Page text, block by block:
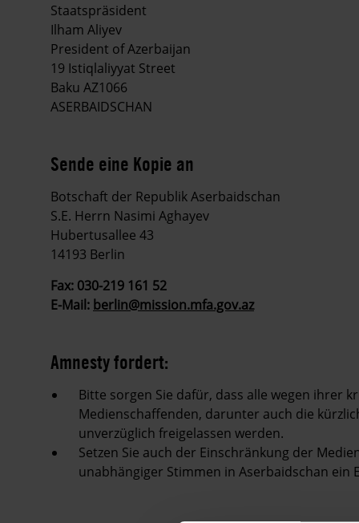
Staatspräsident
Ilham Aliyev
President of Azerbaijan
19 Istiqlaliyyat Street
Baku AZ1066
ASERBAIDSCHAN
Sende eine Kopie an
Botschaft der Republik Aserbaidschan
S.E. Herrn Nasimi Aghayev
Hubertusallee 43
14193 Berlin
Fax: 030-219 161 52
E-Mail: berlin@mission.mfa.gov.az
Amnesty fordert:
Bitte sorgen Sie dafür, dass alle wegen ihrer
Medienschaffenden, darunter auch die
unverzüglich freigelassen werden.
Setzen Sie auch der Einschränkung der
unabhängiger Stimmen in Aserbaidschan ein